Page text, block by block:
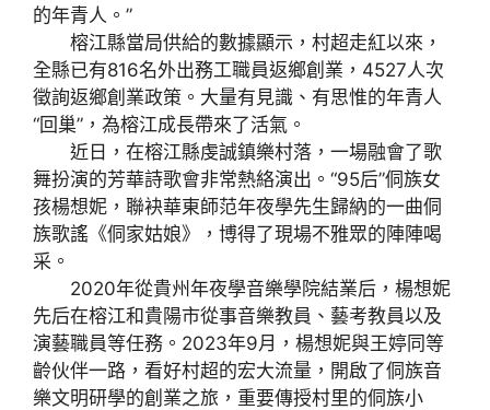
的年青人。”
榕江縣當局供給的數據顯示，村超走紅以來，
全縣已有816名外出務工職員返鄉創業，4527人次
徵詢返鄉創業政策。大量有見識、有思惟的年青人
“回巢”，為榕江成長帶來了活氣。
近日，在榕江縣虔誠鎮樂村落，一場融會了歌
舞扮演的芳華詩歌會非常熱絡演出。“95后”侗族女
孩楊想妮，聯袂華東師范年夜學先生歸納的一曲侗
族歌謠《侗家姑娘》，博得了現場不雅眾的陣陣喝
采。
2020年從貴州年夜學音樂學院結業后，楊想妮
先后在榕江和貴陽市從事音樂教員、藝考教員以及
演藝職員等任務。2023年9月，楊想妮與王婷同等
齡伙伴一路，看好村超的宏大流量，開啟了侗族音
樂文明研學的創業之旅，重要傳授村里的侗族小